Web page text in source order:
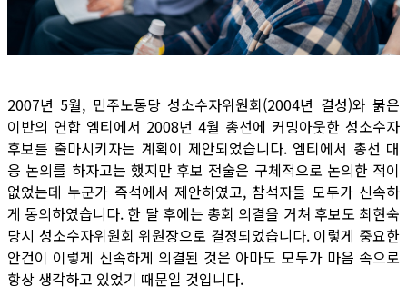
2007년 5월, 민주노동당 성소수자위원회(2004년 결성)와 붉은
이반의 연합 엠티에서 2008년 4월 총선에 커밍아웃한 성소수자
후보를 출마시키자는 계획이 제안되었습니다. 엠티에서 총선 대
응 논의를 하자고는 했지만 후보 전술은 구체적으로 논의한 적이
없었는데 누군가 즉석에서 제안하였고, 참석자들 모두가 신속하
게 동의하였습니다. 한 달 후에는 총회 의결을 거쳐 후보도 최현숙
당시 성소수자위원회 위원장으로 결정되었습니다. 이렇게 중요한
안건이 이렇게 신속하게 의결된 것은 아마도 모두가 마음 속으로
항상 생각하고 있었기 때문일 것입니다.